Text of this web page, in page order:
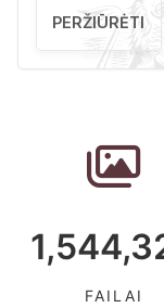
PERŽIŪRĖTI
FAILAI